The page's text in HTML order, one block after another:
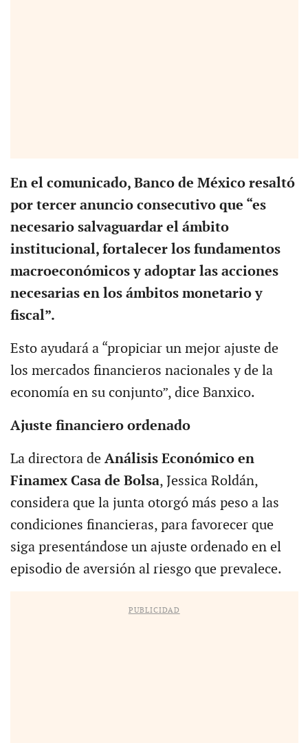
En el comunicado, Banco de México resaltó
por tercer anuncio consecutivo que “es
necesario salvaguardar el ámbito
institucional, fortalecer los fundamentos
macroeconómicos y adoptar las acciones
necesarias en los ámbitos monetario y
fiscal”.
Esto ayudará a “propiciar un mejor ajuste de
los mercados financieros nacionales y de la
economía en su conjunto”, dice Banxico.
Ajuste financiero ordenado
La directora deAnálisis Económico en
Finamex Casa de Bolsa, Jessica Roldán,
considera que la junta otorgó más peso a las
condiciones financieras, para favorecer que
siga presentándose un ajuste ordenado en el
episodio de aversión al riesgo que prevalece.
PUBLICIDAD